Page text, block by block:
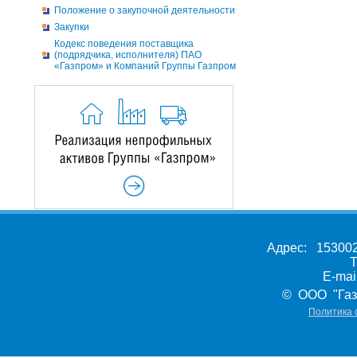
Положение о закупочной деятельности
Закупки
Кодекс поведения поставщика
(подрядчика, исполнителя) ПАО
«Газпром» и Компаний Группы Газпром
Адрес:
E-
© ООО
Политика